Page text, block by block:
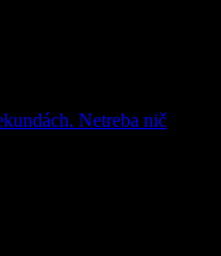
Netreba nič